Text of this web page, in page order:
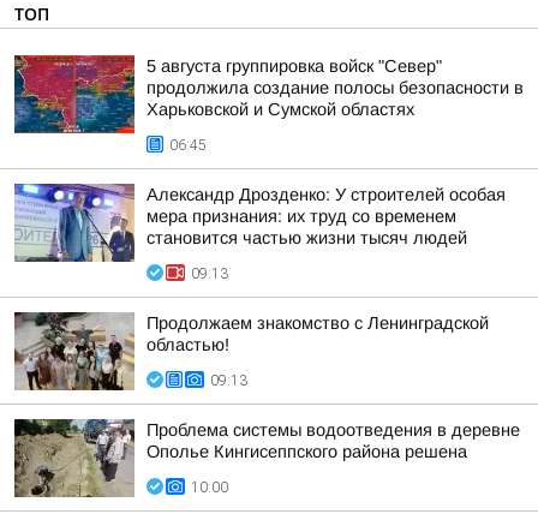
ТОП
5 августа группировка войск "Север"
продолжила создание полосы безопасности в
Харьковской и Сумской областях
06:45
Александр Дрозденко: У строителей особая
мера признания: их труд со временем
становится частью жизни тысяч людей
09:13
Продолжаем знакомство с Ленинградской
областью!
09:13
Проблема системы водоотведения в деревне
Ополье Кингисеппского района решена
10:00